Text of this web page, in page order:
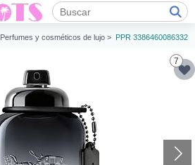
Perfumes y cosméticos de lujo > PPR 3386460086332
7